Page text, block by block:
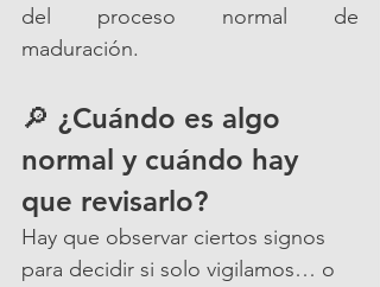
del proceso normal de
maduración.
🔎 ¿Cuándo es algo
normal y cuándo hay
que revisarlo?
Hay que observar ciertos signos
para decidir si solo vigilamos… o